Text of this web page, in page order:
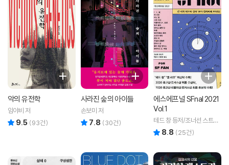
악의 유전학
임야비 저
9.5 (93건)
사라진 숲의 아이들
손보미 저
7.8 (30건)
에스에프널 SFnal 2021
Vol.1
테드 창 등저/조너선 스트라
한 편8.8 (25건)